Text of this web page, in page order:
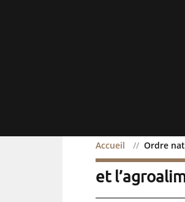
Accueil Ordre
Ordre
et